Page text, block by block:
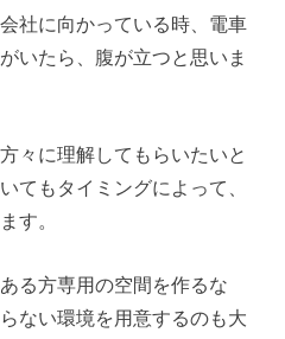
社に向かっている時、電車
いたら、腹が立つと思いま
々に理解してもらいたいと
てもタイミングによって、
す。
る方専用の空間を作るな
ない環境を用意するのも大